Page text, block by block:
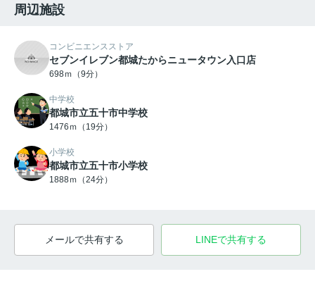
周辺施設
コンビニエンスストア
セブンイレブン都城たからニュータウン入口店
698ｍ（9分）
中学校
都城市立五十市中学校
1476ｍ（19分）
小学校
都城市立五十市小学校
1888ｍ（24分）
メールで共有する LINEで共有する